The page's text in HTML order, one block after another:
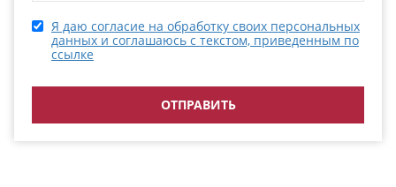
Я даю согласие на обработку своих персональных
данных и соглашаюсь с текстом, приведенным по
ссылке